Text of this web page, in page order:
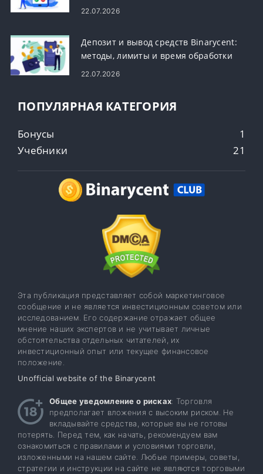
сроки
22.07.2026
Депозит и вывод средств Binarycent:
методы, лимиты и время обработки
22.07.2026
ПОПУЛЯРНАЯ КАТЕГОРИЯ
Бонусы
1
Учебники
21
Эта публикация представляет собой маркетинговое
сообщение и не является инвестиционным советом или
исследованием. Его содержание отражает общее
мнение наших экспертов и не учитывает личные
обстоятельства отдельных читателей, их
инвестиционный опыт или текущее финансовое
положение.
Unofficial website of the Binarycent
Общее уведомление о рисках: Торговля
предполагает вложения с высоким риском. Не
вкладывайте средства, которые вы не готовы
потерять. Перед тем, как начать, рекомендуем вам
ознакомиться с правилами и условиями торговли,
изложенными на нашем сайте. Любые примеры, советы,
стратегии и инструкции на сайте не являются торговыми